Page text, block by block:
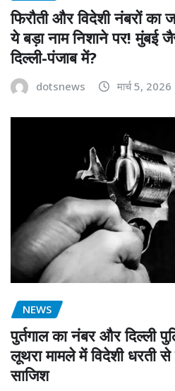
फिरौती और विदेशी नंबरों का
ये बड़ा नाम निशाने पर! मुंबई
दिल्ली-पंजाब में?
dotsnews मार्च 5, 2026
NEWS
पुर्तगाल का नंबर और दिल्ली
लूथरा मामले में विदेशी धरती से
साजिश